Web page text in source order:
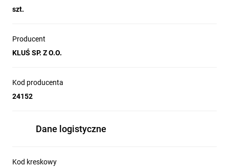
szt.
Producent
KLUŚ SP. Z O.O.
Kod producenta
24152
Dane logistyczne
Kod kreskowy